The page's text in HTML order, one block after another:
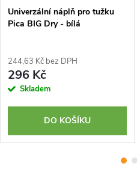
Univerzální náplň pro tužku
Pica BIG Dry - bílá
244,63 Kč bez DPH
296 Kč
Skladem
DO KOŠÍKU